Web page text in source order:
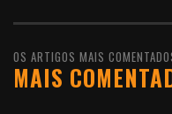
OS ARTIGOS MAIS
MAIS